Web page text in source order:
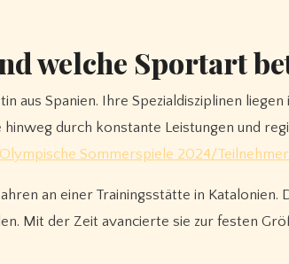
welche Sportart
aus Spanien. Ihre Spezialdisziplinen
durch konstante Leistungen und
Olympische Sommerspiele 2024/Teilnehmer
an einer Trainingsstätte in
Mit der Zeit avancierte sie zur festen